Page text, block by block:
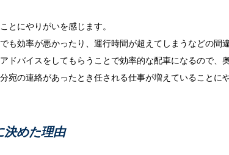
とにやりがいを感じます。
も効率が悪かったり、運行時間が超えてしまうなどの間
ドバイスをしてもらうことで効率的な配車になるので、
宛の連絡があったとき任される仕事が増えていることに
決めた理由